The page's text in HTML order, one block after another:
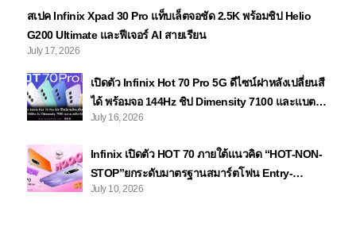
สเปค Infinix Xpad 30 Pro แท็บเล็ตจอชัด 2.5K พร้อมชิป Helio
G200 Ultimate และฟีเจอร์ AI สายเรียน
July 17, 2026
เปิดตัว Infinix Hot 70 Pro 5G ดีไซน์ฝาหลังเปลี่ยนสี
ได้ พร้อมจอ 144Hz ชิป Dimensity 7100 และแบตถึง
6,000mAh
July 16, 2026
Infinix เปิดตัว HOT 70 ภายใต้แนวคิด “HOT-NON-
STOP”ยกระดับมาตรฐานสมาร์ตโฟน Entry-
Level ด้วยดีไซน์มีลูกเล่นชาร์จไว ทนทาน พร้อมลุย
July 10, 2026